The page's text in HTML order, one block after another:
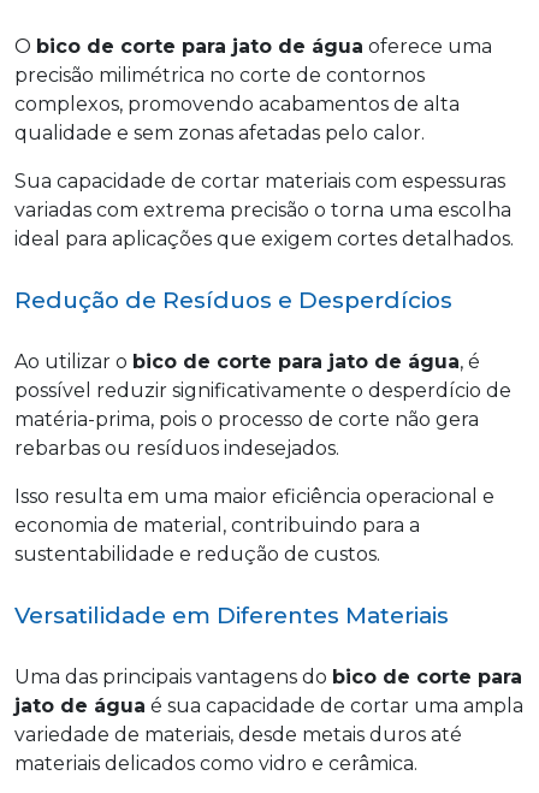
O bico de corte para jato de água oferece uma
precisão milimétrica no corte de contornos
complexos, promovendo acabamentos de alta
qualidade e sem zonas afetadas pelo calor.
Sua capacidade de cortar materiais com espessuras
variadas com extrema precisão o torna uma escolha
ideal para aplicações que exigem cortes detalhados.
Redução de Resíduos e Desperdícios
Ao utilizar o bico de corte para jato de água, é
possível reduzir significativamente o desperdício de
matéria-prima, pois o processo de corte não gera
rebarbas ou resíduos indesejados.
Isso resulta em uma maior eficiência operacional e
economia de material, contribuindo para a
sustentabilidade e redução de custos.
Versatilidade em Diferentes Materiais
Uma das principais vantagens do bico de corte para
jato de água é sua capacidade de cortar uma ampla
variedade de materiais, desde metais duros até
materiais delicados como vidro e cerâmica.